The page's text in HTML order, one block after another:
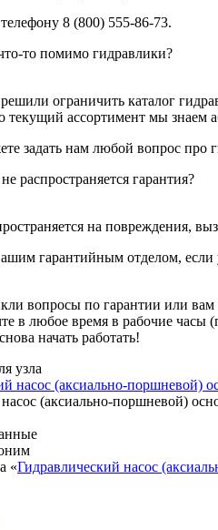
8 (800) 555-86-73.
то помимо гидравлики?
ограничить каталог
текущий ассортимент мы знаем
задать нам любой вопрос
распространяется гарантия?
на повреждения,
гарантийным отделом,
вопросы по гарантии или
в любое время в рабочие
начать работать!
узла
(аксиально-поршневой)
«Гидравлический насос